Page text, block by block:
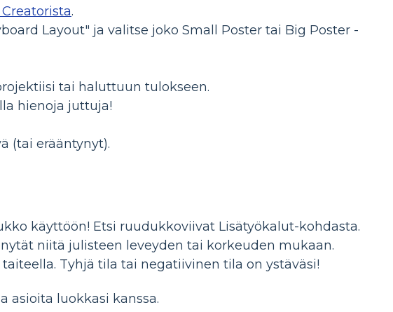
.
Layout" ja valitse joko Small Poster tai Big Poster -
tai haluttuun tulokseen.
hienoja juttuja!
(tai erääntynyt).
käyttöön! Etsi ruudukkoviivat Lisätyökalut-kohdasta.
niitä julisteen leveyden tai korkeuden mukaan.
Tyhjä tila tai negatiivinen tila on ystäväsi!
asioita luokkasi kanssa.